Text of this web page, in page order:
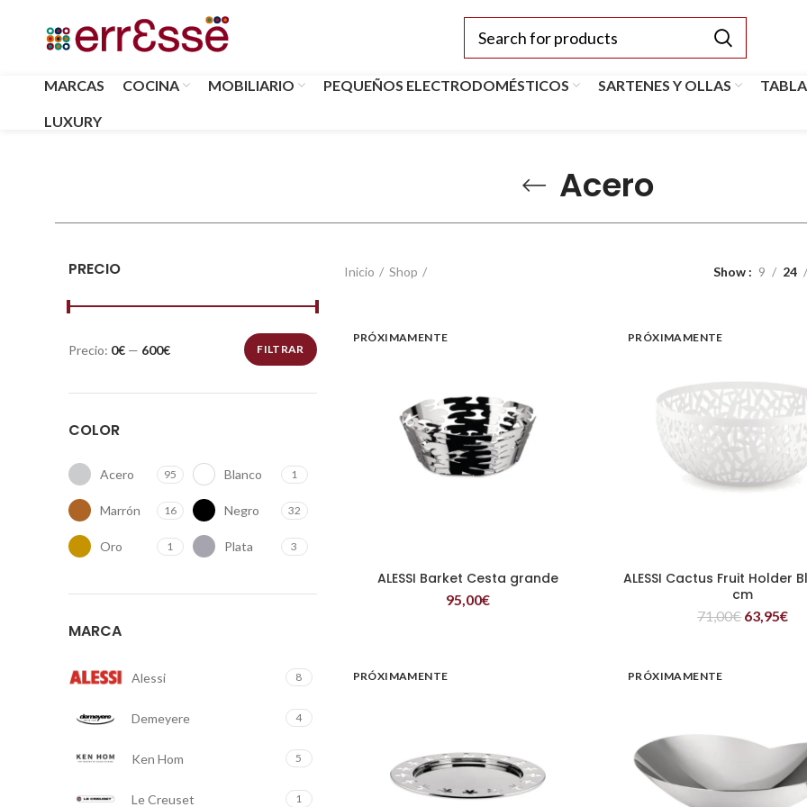
MARCAS COCINA MOBILIARIO PEQUEÑOS ELECTRODOMÉSTICOS SARTENES Y OLLAS TABLA
LUXURY
Acero
PRECIO
FILTRAR
Precio: 0€ — 600€
COLOR
Acero 95 Blanco 1
Marrón 16 Negro 32
Oro 1 Plata 3
MARCA
Alessi 8
Demeyere 4
Ken Hom 5
Le Creuset 1
Inicio Shop Show 9 24
PRÓXIMAMENTE
LEER MÁS
ALESSI Barket Cesta grande
95,00€
PRÓXIMAMENTE
LEER MÁS
ALESSI Cactus Fruit Holder
cm
71,00€ 63,95€
PRÓXIMAMENTE PRÓXIMAMENTE